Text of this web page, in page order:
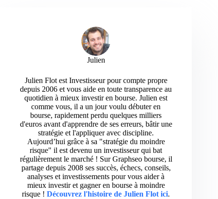
Julien
Julien Flot est Investisseur pour compte propre
depuis 2006 et vous aide en toute transparence au
quotidien à mieux investir en bourse. Julien est
comme vous, il a un jour voulu débuter en
bourse, rapidement perdu quelques milliers
d'euros avant d'apprendre de ses erreurs, bâtir une
stratégie et l'appliquer avec discipline.
Aujourd’hui grâce à sa "stratégie du moindre
risque" il est devenu un investisseur qui bat
régulièrement le marché ! Sur Graphseo bourse, il
partage depuis 2008 ses succès, échecs, conseils,
analyses et investissements pour vous aider à
mieux investir et gagner en bourse à moindre
risque ! Découvrez l'histoire de Julien Flot ici.